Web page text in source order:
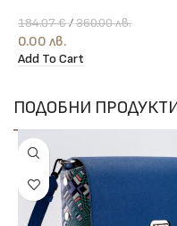
184.07€/360.00лв.
0.00лв.
Add To Cart
ПОДОБНИ